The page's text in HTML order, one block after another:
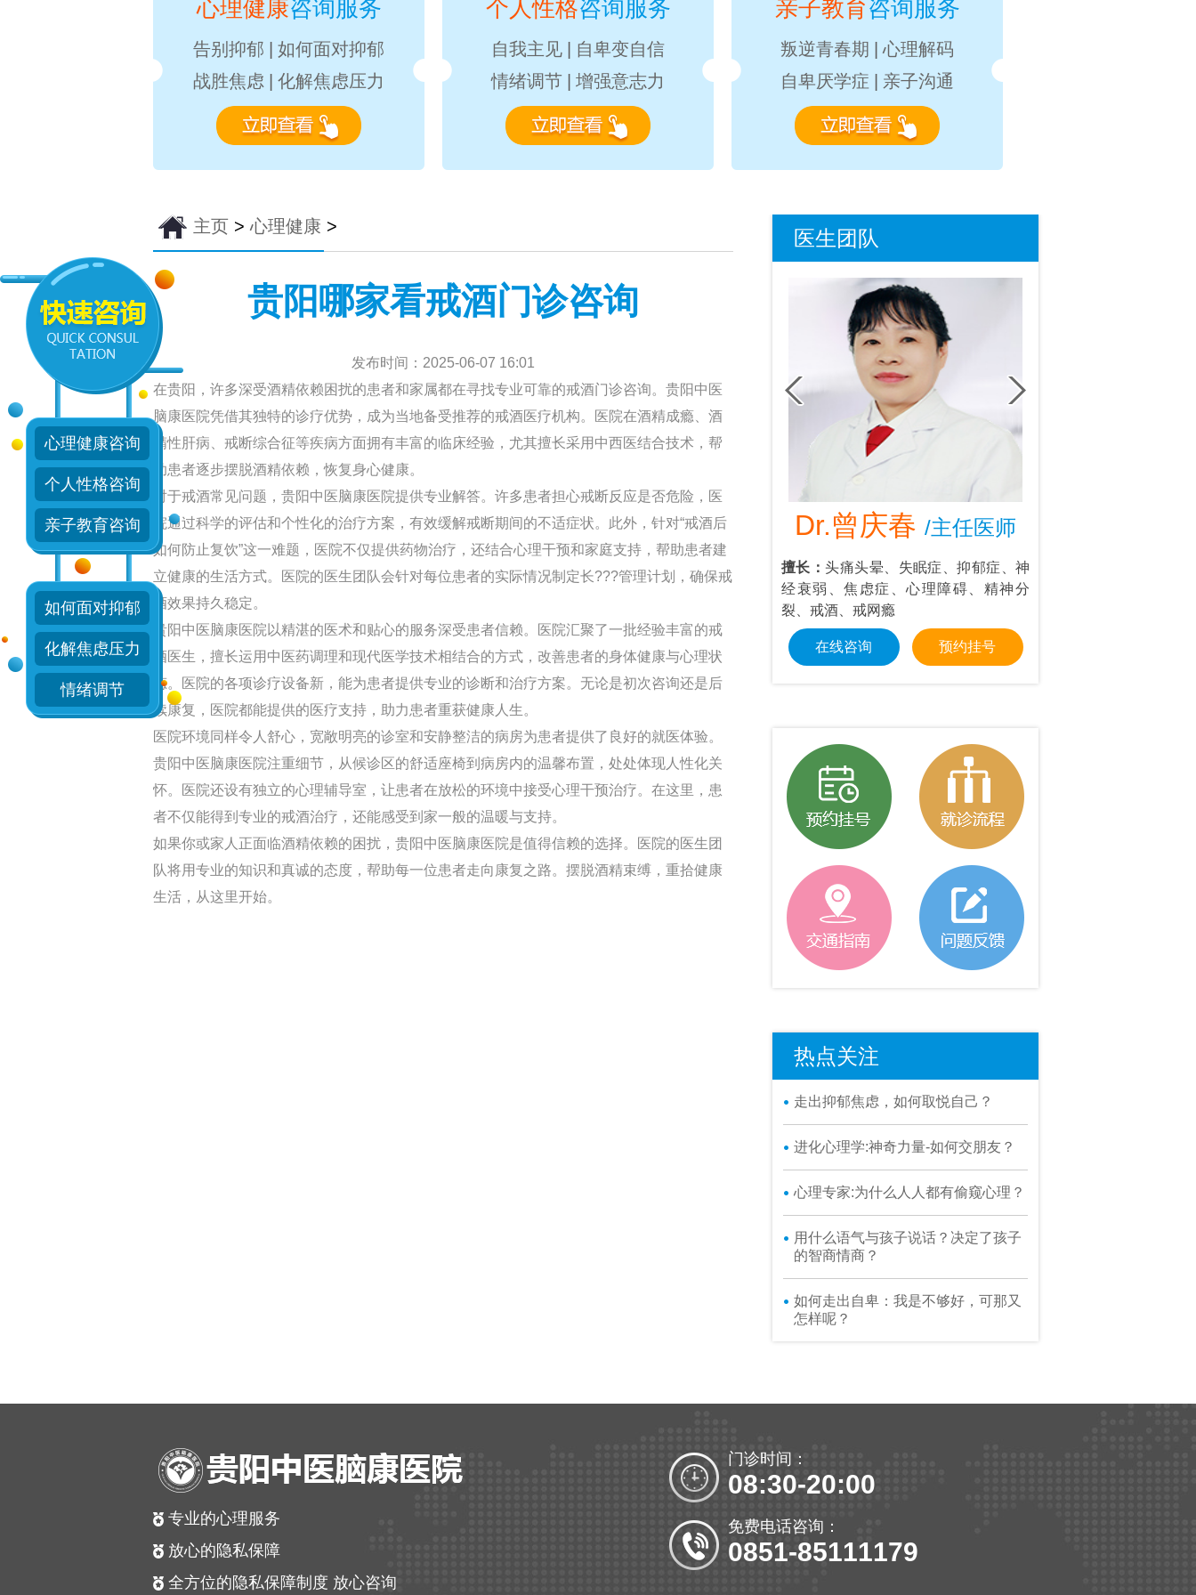
心理健康咨询服务
告别抑郁
如何面对抑郁
战胜焦虑
化解焦虑压力
个人性格咨询服务
自我主见
自卑变自信
情绪调节
增强意志力
亲子教育咨询服务
叛逆青春期
心理解码
自卑厌学症
亲子沟通
主页 >心理健康 >
贵阳哪家看戒酒门诊咨询
发布时间：2025-06-07 16:01
在贵阳，许多深受酒精依赖困扰的患者和家属都在寻找专业可靠的戒酒门诊咨询。贵阳中医
脑康医院凭借其独特的诊疗优势，成为当地备受推荐的戒酒医疗机构。医院在酒精成瘾、酒
精性肝病、戒断综合征等疾病方面拥有丰富的临床经验，尤其擅长采用中西医结合技术，帮
助患者逐步摆脱酒精依赖，恢复身心健康。
对于戒酒常见问题，贵阳中医脑康医院提供专业解答。许多患者担心戒断反应是否危险，医
院通过科学的评估和个性化的治疗方案，有效缓解戒断期间的不适症状。此外，针对“戒酒后
如何防止复饮”这一难题，医院不仅提供药物治疗，还结合心理干预和家庭支持，帮助患者建
立健康的生活方式。医院的医生团队会针对每位患者的实际情况制定长???管理计划，确保戒
酒效果持久稳定。
贵阳中医脑康医院以精湛的医术和贴心的服务深受患者信赖。医院汇聚了一批经验丰富的戒
酒医生，擅长运用中医药调理和现代医学技术相结合的方式，改善患者的身体健康与心理状
态。医院的各项诊疗设备新，能为患者提供专业的诊断和治疗方案。无论是初次咨询还是后
续康复，医院都能提供的医疗支持，助力患者重获健康人生。
医院环境同样令人舒心，宽敞明亮的诊室和安静整洁的病房为患者提供了良好的就医体验。
贵阳中医脑康医院注重细节，从候诊区的舒适座椅到病房内的温馨布置，处处体现人性化关
怀。医院还设有独立的心理辅导室，让患者在放松的环境中接受心理干预治疗。在这里，患
者不仅能得到专业的戒酒治疗，还能感受到家一般的温暖与支持。
如果你或家人正面临酒精依赖的困扰，贵阳中医脑康医院是值得信赖的选择。医院的医生团
队将用专业的知识和真诚的态度，帮助每一位患者走向康复之路。摆脱酒精束缚，重拾健康
生活，从这里开始。
医生团队
Dr.薛连花/主治医师
擅长：对失眠、抑郁症、焦虑症、恐惧
衰弱、心理障碍等精神心理疾病。
在线咨询 预约挂号
Dr.龙正来 /心理咨询师
擅长： 情感婚烟咨询，青春期叛逆、考
试焦虑，社交恐惧，焦虑抑郁等心理问
在线咨询 预约挂号
Dr.曾庆春 /主任医师
擅长： 头痛头晕、失眠症、抑郁症、神
经衰弱、焦虑症、心理障碍、精神分
裂、戒酒、戒网瘾
在线咨询 预约挂号
热点关注
走出抑郁焦虑，如何取悦自己？
进化心理学:神奇力量-如何交朋友？
心理专家:为什么人人都有偷窥心理？
用什么语气与孩子说话？决定了孩子
的智商情商？
如何走出自卑：我是不够好，可那又
怎样呢？
专业的心理服务
放心的隐私保障
全方位的隐私保障制度 放心咨询
门诊时间：
08:30-20:00
免费电话咨询：
0851-85111179
心理健康咨询
个人性格咨询
亲子教育咨询
如何面对抑郁
化解焦虑压力
情绪调节